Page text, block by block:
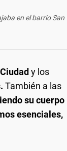
en el barrio San
y los
También a las
su cuerpo
esenciales,